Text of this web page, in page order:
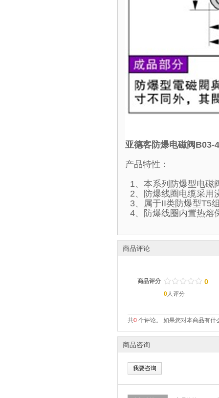
亚德客防爆电磁阀B03-
产品特性：
1、本系列防爆型电磁
2、防爆线圈电缆采用
3、属于II类防爆型T5
4、防爆线圈内置热熔
商品评论
商品评分 / / / / /
. . . . . 0
0人评分
共0 个评论。 如果您对本商品有什
商品咨询
我要咨询